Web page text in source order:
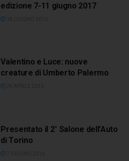
edizione 7-11 giugno 2017
Valentino e Luce: nuove
creature di Umberto Palermo
Presentato il 2° Salone dell’Auto
di Torino